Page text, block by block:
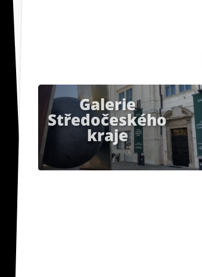
Galerie
Středočeského
kraje